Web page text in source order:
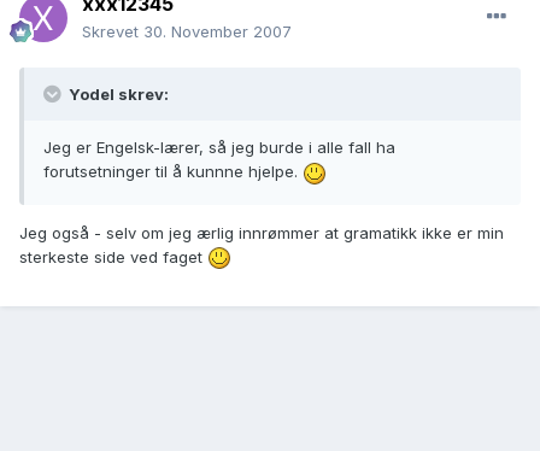
Skrevet 30. November 2007
Yodel skrev:
Jeg er Engelsk-lærer, så jeg burde i alle fall ha
forutsetninger til å kunnne hjelpe.
Jeg også - selv om jeg ærlig innrømmer at gramatikk ikke er min
sterkeste side ved faget